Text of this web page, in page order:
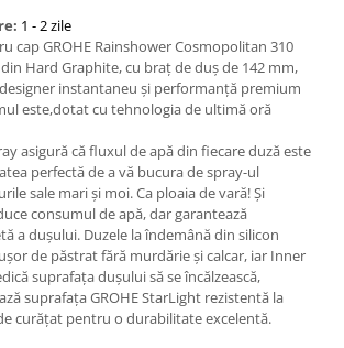
1 - 2 zile
cap GROHE Rainshower Cosmopolitan 310
Hard Graphite, cu braț de duș de 142 mm,
instantaneu și performanță premium
este,dotat cu tehnologia de ultimă oră
asigură că fluxul de apă din fiecare duză este
perfectă de a vă bucura de spray-ul
sale mari și moi. Ca ploaia de vară! Și
consumul de apă, dar garantează
a dușului. Duzele la îndemână din silicon
de păstrat fără murdărie și calcar, iar Inner
suprafața dușului să se încălzească,
suprafața GROHE StarLight rezistentă la
curățat pentru o durabilitate excelentă.